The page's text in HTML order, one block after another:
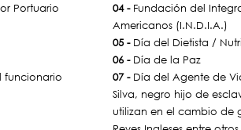
Portuario
funcionario
04 -Fundación del
Americanos (I.N.D.I.A.)
05 -Día del Dietista /
06 -Día de la Paz
07 -Día del Agente de
Silva, negro hijo de
utilizan en el cambio de